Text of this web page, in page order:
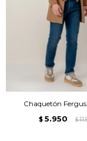
Chaquetón
$ 5.950 $